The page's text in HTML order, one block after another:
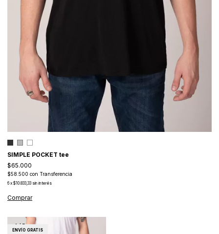
SIMPLE POCKET tee
$65.000
$58.500 con Transferencia
6 x $10.833,33 sin interés
Comprar
1 /5
ENVÍO GRATIS